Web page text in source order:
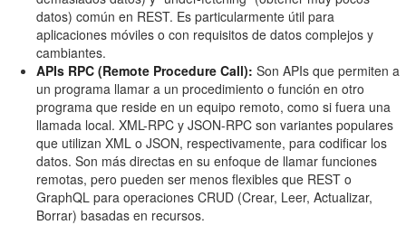
datos) común en REST. Es particularmente útil para
aplicaciones móviles o con requisitos de datos complejos y
cambiantes.
APIs RPC (Remote Procedure Call): Son APIs que permiten a
un programa llamar a un procedimiento o función en otro
programa que reside en un equipo remoto, como si fuera una
llamada local. XML-RPC y JSON-RPC son variantes populares
que utilizan XML o JSON, respectivamente, para codificar los
datos. Son más directas en su enfoque de llamar funciones
remotas, pero pueden ser menos flexibles que REST o
GraphQL para operaciones CRUD (Crear, Leer, Actualizar,
Borrar) basadas en recursos.